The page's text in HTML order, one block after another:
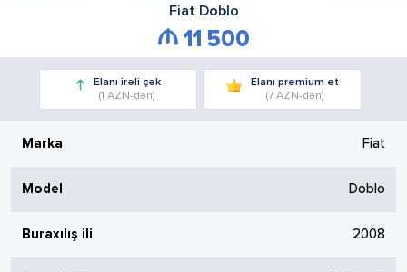
Fiat Doblo
11 500
Elanı irəli çək
(1 AZN-dən)
Elanı premium et
(7 AZN-dən)
Marka Fiat
Model Doblo
Buraxılış ili 2008